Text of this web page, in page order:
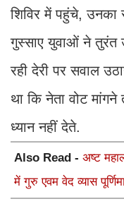
शिविर में पहुंचे, उनका
गुस्साए युवाओं ने तुरंत
रही देरी पर सवाल
था कि नेता वोट
ध्यान नहीं देते.
Also Read - अष्ट
में गुरु एवम वेद व्यास